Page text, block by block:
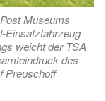
Museums
Einsatzfahrzeug
weicht der TSA
des
Preuschoff